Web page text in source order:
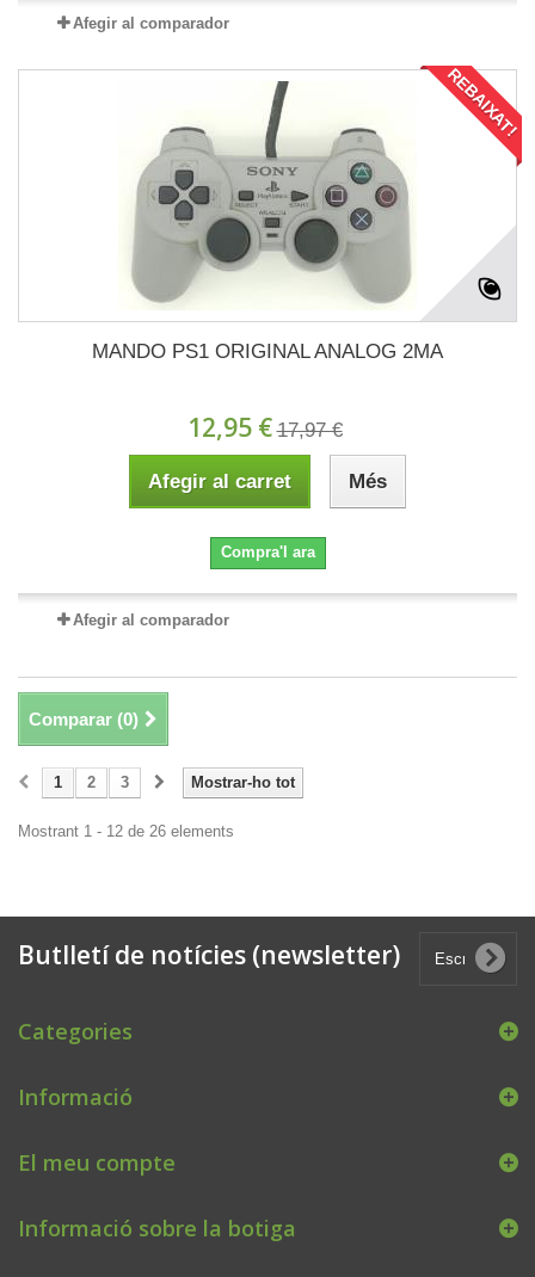
Afegir al comparador
REBAIXAT!
MANDO PS1 ORIGINAL ANALOG 2MA
12,95 € 17,97 €
Afegir al carret Més
Compra'l ara
Afegir al comparador
Comparar (0)
Mostrar-ho tot
1 2 3
Mostrant 1 - 12 de 26 elements
Butlletí de notícies (newsletter)
Categories
Informació
El meu compte
Informació sobre la botiga